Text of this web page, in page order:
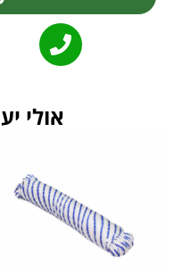
אולי